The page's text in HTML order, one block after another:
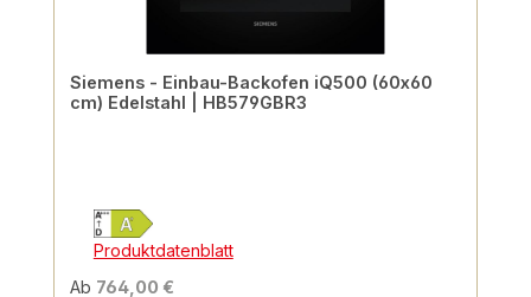
Siemens - Einbau-Backofen iQ500 (60x60
cm) Edelstahl | HB579GBR3
Produktdatenblatt
Ab 764,00 €